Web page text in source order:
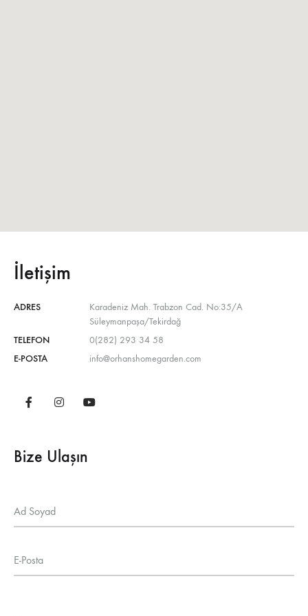
İletişim
ADRES
Karadeniz Mah. Trabzon Cad. No:35/A
Süleymanpaşa/Tekirdağ
TELEFON
0(282) 293 34 58
E-POSTA
info@orhanshomegarden.com
Bize Ulaşın
Ad Soyad
E-Posta